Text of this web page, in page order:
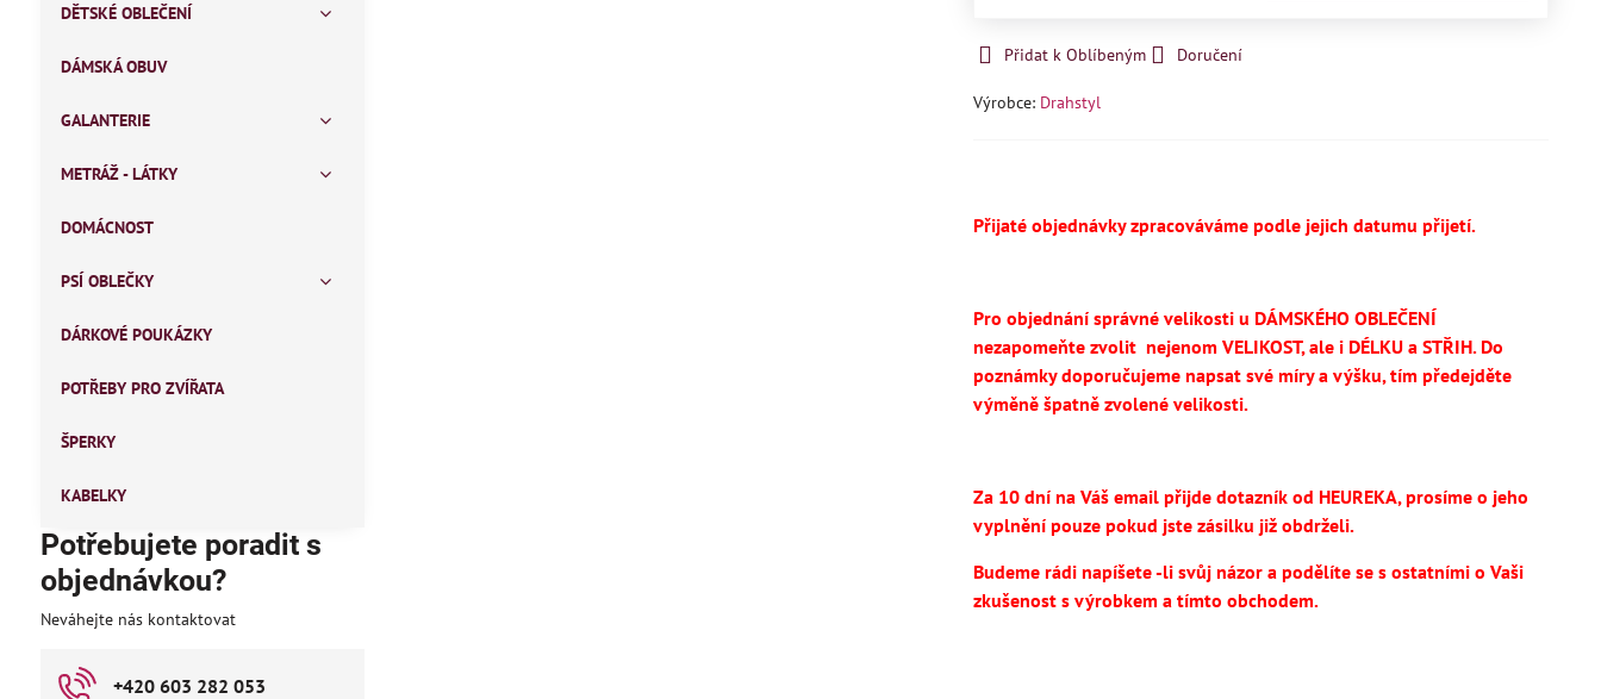
Přidat k Oblíbeným Doručení
Výrobce: Drahstyl
Přijaté objednávky zpracováváme podle jejich datumu přijetí.
Pro objednání správné velikosti u DÁMSKÉHO OBLEČENÍ
nezapomeňte zvolitnejenom VELIKOST, ale i DÉLKU a STŘIH. Do
poznámky doporučujeme napsat své míry a výšku, tím předejděte
výměně špatně zvolené velikosti.
Za 10 dní na Váš email přijde dotazník od HEUREKA, prosíme o jeho
vyplnění pouze pokud jste zásilku již obdrželi.
Budeme rádi napíšete -li svůj názor a podělíte se s ostatními o Vaši
zkušenost s výrobkem a tímto obchodem.
DĚTSKÉ OBLEČENÍ
DÁMSKÁ OBUV
GALANTERIE
METRÁŽ - LÁTKY
DOMÁCNOST
PSÍ OBLEČKY
DÁRKOVÉ POUKÁZKY
POTŘEBY PRO ZVÍŘATA
ŠPERKY
KABELKY
Potřebujete poradit s
objednávkou?
Neváhejte nás kontaktovat
+420 603 282 053